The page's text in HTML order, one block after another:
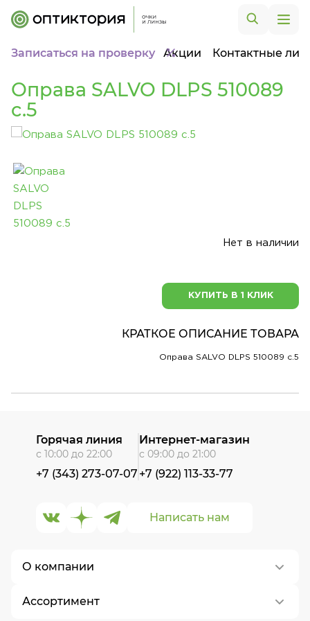
Записаться на проверку Акции Контактные
Оправа SALVO DLPS 510089
c.5
Нет в наличии
КУПИТЬ В 1 КЛИК
КРАТКОЕ ОПИСАНИЕ ТОВАРА
Оправа SALVO DLPS 510089 c.5
О компании
О нас
Ассортимент
Написать нам
Горячая линия
с 10:00 до 22:00
+7 (343) 273-07-07
Интернет-магазин
с 09:00 до 21:00
+7 (922) 113-33-77